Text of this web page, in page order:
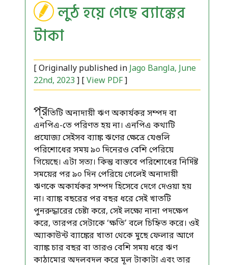
লুঠ হয়ে গেছে ব্যাঙ্কের
টাকা
[ Originally published in Jago Bangla, June
22nd, 2023 ] [View PDF]
প্রতিটি অনাদায়ী ঋণ অকার্যকর সম্পদ বা
এনপিএ-তে পরিণত হয় না। এনপিএ কথাটি
প্রযোজ্য সেইসব ব্যাঙ্ক ঋণের ক্ষেত্রে যেগুলি
পরিশোধের সময় ৯০ দিনেরও বেশি পেরিয়ে
গিয়েছে। এটা সত্য। কিন্তু বাস্তবে পরিশোধের নির্দিষ্ট
সময়ের পর ৯০ দিন পেরিয়ে গেলেই অনাদায়ী
ঋণকে অকার্যকর সম্পদ হিসেবে দেগে দেওয়া হয়
না। ব্যাঙ্ক বছরের পর বছর ধরে সেই খাতটি
পুনরুদ্ধারের চেষ্টা করে, সেই লক্ষ্যে নানা পদক্ষেপ
করে, তারপর সেটাকে ‘ক্ষতি’ বলে চিহ্নিত করে। ওই
অ্যাকাউন্ট ব্যাঙ্কের খাতা থেকে মুছে ফেলার আগে
ব্যাঙ্ক চার বছর বা তারও বেশি সময় ধরে ঋণ
কাঠামোর অদলবদল করে মূল টাকাটা এবং তার